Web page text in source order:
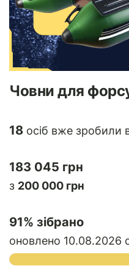
Човни для
18 осіб вже зробили
183 045 грн
з 200 000 грн
91% зібрано
оновлено 10.08.2026